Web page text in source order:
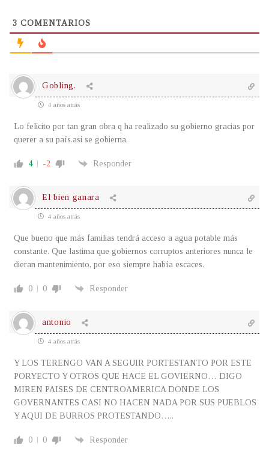
3 COMENTARIOS
Gobling.
4 años atrás
Lo felicito por tan gran obra q ha realizado su gobierno gracias por
querer a su país.asi se gobierna.
4 -2 Responder
El bien ganara
4 años atrás
Que bueno que más familias tendrá acceso a agua potable más
constante. Que lastima que gobiernos corruptos anteriores nunca le
dieran mantenimiento, por eso siempre había escaces.
0 0 Responder
antonio
4 años atrás
Y LOS TERENGO VAN A SEGUIR PORTESTANTO POR ESTE
PORYECTO Y OTROS QUE HACE EL GOVIERNO… DIGO
MIREN PAISES DE CENTROAMERICA DONDE LOS
GOVERNANTES CASI NO HACEN NADA POR SUS PUEBLOS
Y AQUI DE BURROS PROTESTANDO…..
0 0 Responder